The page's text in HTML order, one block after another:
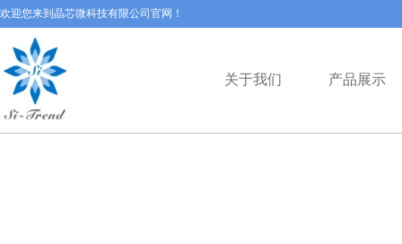
欢迎您来到晶芯微科技有限公司官网！
关于我们 产品展示